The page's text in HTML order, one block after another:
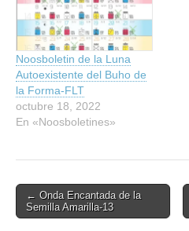
Noosboletin de la Luna
Autoexistente del Buho de
la Forma-FLT
octubre 18, 2022
En «Noosboletines»
Post
navigation
← Onda Encantada de la
Semilla Amarilla-13